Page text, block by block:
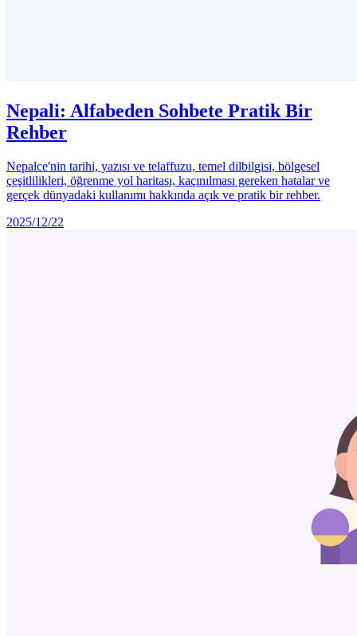
Nepali: Alfabeden Sohbete Pratik Bir
Rehber
Nepalce'nin tarihi, yazısı ve telaffuzu, temel dilbilgisi, bölgesel
çeşitlilikleri, öğrenme yol haritası, kaçınılması gereken hatalar ve
gerçek dünyadaki kullanımı hakkında açık ve pratik bir rehber.
2025/12/22